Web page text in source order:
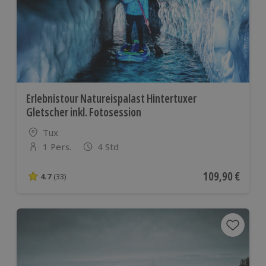
Erlebnistour Natureispalast Hintertuxer
Gletscher inkl. Fotosession
Standort
Tux
Anzahl der Teilnehmer
1 Pers. 4 Std
4.7 von 5 Sternen basierend auf 33 Bewertungen
4.7 (33) Aktueller Preis
109,90 €